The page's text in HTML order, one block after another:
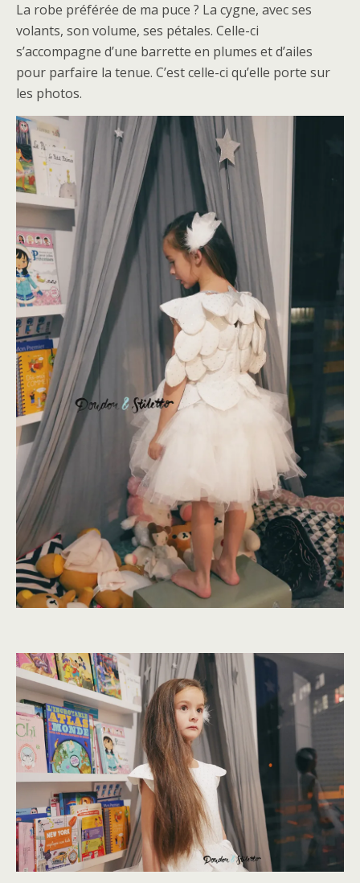
La robe préférée de ma puce ? La cygne, avec ses
volants, son volume, ses pétales. Celle-ci
s’accompagne d’une barrette en plumes et d’ailes
pour parfaire la tenue. C’est celle-ci qu’elle porte sur
les photos.